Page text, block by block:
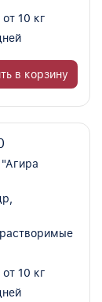
от 10 кг
в корзину
от 10 кг